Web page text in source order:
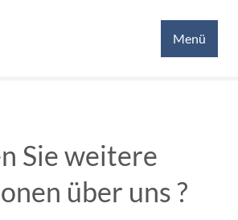
Menü
Sie weitere
über uns ?